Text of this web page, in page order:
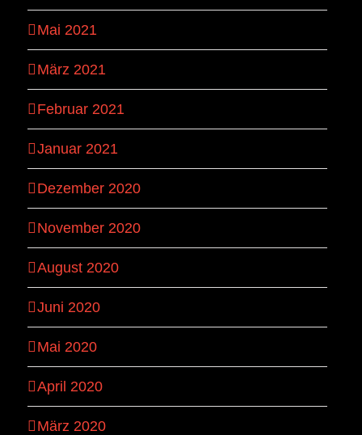
Mai 2021
März 2021
Februar 2021
Januar 2021
Dezember 2020
November 2020
August 2020
Juni 2020
Mai 2020
April 2020
März 2020